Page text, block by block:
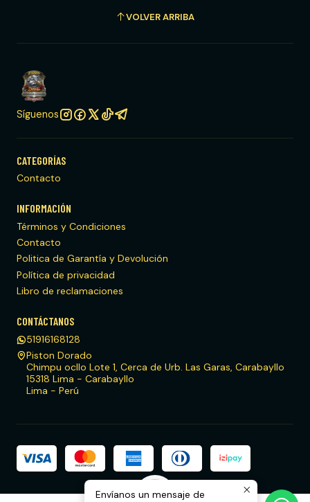
VOLVER ARRIBA
Síguenos
CATEGORÍAS
Contacto
INFORMACIÓN
Términos y Condiciones
Contacto
Politica de Garantía y Devolución
Política de privacidad
Libro de reclamaciones
CONTÁCTANOS
51916168128
Piston Dorado
Chimpu ocllo Lote 1, Cerca de Urb. Las Garas, Carabayllo
15318 Lima - Carabayllo
Lima - Perú
2026 Piston Dorado Honda.Envíanos un mensaje de